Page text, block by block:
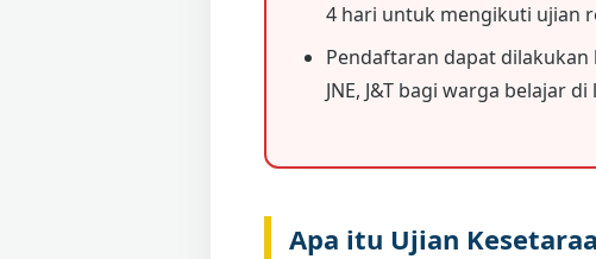
4 hari untuk mengikuti ujian
Pendaftaran dapat
JNE, J&T bagi warga belajar
Apa itu Ujian